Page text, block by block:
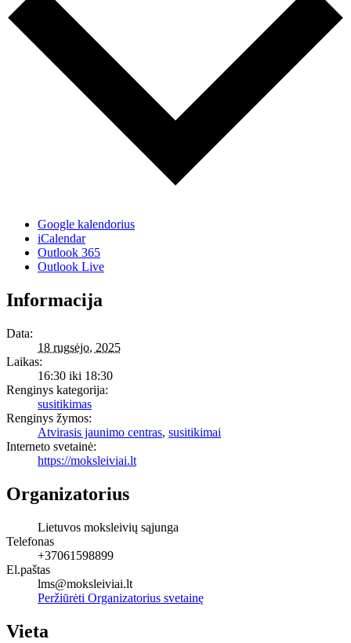
Google kalendorius
iCalendar
Outlook 365
Outlook Live
Informacija
Data:
18 rugsėjo, 2025
Laikas:
16:30 iki 18:30
Renginys kategorija:
susitikimas
Renginys žymos:
Atvirasis jaunimo centras, susitikimai
Interneto svetainė:
https://moksleiviai.lt
Organizatorius
Lietuvos moksleivių sąjunga
Telefonas
+37061598899
El.paštas
lms@moksleiviai.lt
Peržiūrėti Organizatorius svetainę
Vieta